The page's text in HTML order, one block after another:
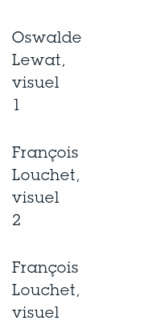
Oswalde
Lewat,
visuel
1
François
Louchet,
visuel
2
François
Louchet,
visuel